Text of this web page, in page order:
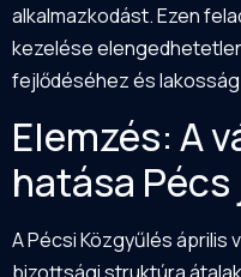
alkalmazkodást. Ezen
kezelése
fejlődéséhez és
Elemzés: A
hatása
A Pécsi Közgyűlés április